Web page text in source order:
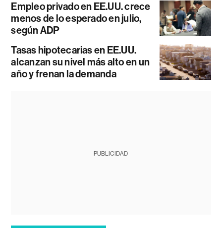
Empleo privado en EE.UU. crece
menos de lo esperado en julio,
según ADP
Tasas hipotecarias en EE.UU.
alcanzan su nivel más alto en un
año y frenan la demanda
PUBLICIDAD